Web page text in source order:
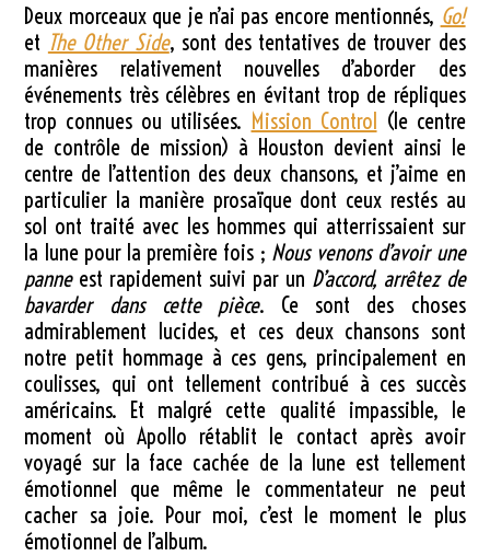
Deux morceaux que je n’ai pas encore mentionnés, Go!
et The Other Side, sont des tentatives de trouver des
manières relativement nouvelles d’aborder des
événements très célèbres en évitant trop de répliques
trop connues ou utilisées. Mission Control (le centre
de contrôle de mission) à Houston devient ainsi le
centre de l’attention des deux chansons, et j’aime en
particulier la manière prosaïque dont ceux restés au
sol ont traité avec les hommes qui atterrissaient sur
la lune pour la première fois ; Nous venons d’avoir une
panneest rapidement suivi par un D’accord, arrêtez de
bavarder dans cette pièce. Ce sont des choses
admirablement lucides, et ces deux chansons sont
notre petit hommage à ces gens, principalement en
coulisses, qui ont tellement contribué à ces succès
américains. Et malgré cette qualité impassible, le
moment où Apollo rétablit le contact après avoir
voyagé sur la face cachée de la lune est tellement
émotionnel que même le commentateur ne peut
cacher sa joie. Pour moi, c’est le moment le plus
émotionnel de l’album.